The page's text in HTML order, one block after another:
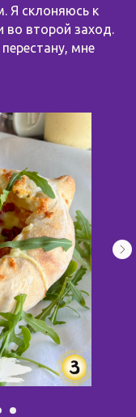
Я склоняюсь к
во второй заход.
мне